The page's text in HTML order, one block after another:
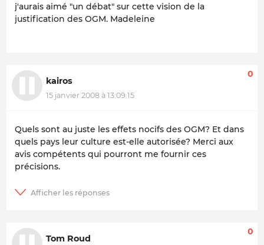
j'aurais aimé "un débat" sur cette vision de la
justification des OGM. Madeleine
kairos
15 janvier 2008 à 13:09:15
0
Quels sont au juste les effets nocifs des OGM? Et dans
quels pays leur culture est-elle autorisée? Merci aux
avis compétents qui pourront me fournir ces
précisions.
Tom Roud
0